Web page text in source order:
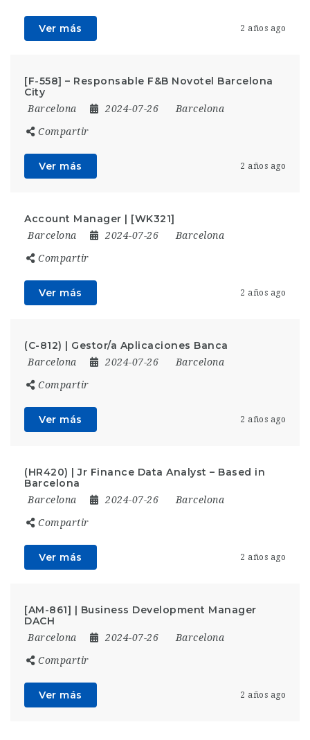
Ver más 2 años ago
[F-558] – Responsable F&B Novotel Barcelona
City
Barcelona 2024-07-26 Barcelona
Compartir
Ver más 2 años ago
Account Manager | [WK321]
Barcelona 2024-07-26 Barcelona
Compartir
Ver más 2 años ago
(C-812) | Gestor/a Aplicaciones Banca
Barcelona 2024-07-26 Barcelona
Compartir
Ver más 2 años ago
(HR420) | Jr Finance Data Analyst – Based in
Barcelona
Barcelona 2024-07-26 Barcelona
Compartir
Ver más 2 años ago
[AM-861] | Business Development Manager
DACH
Barcelona 2024-07-26 Barcelona
Compartir
Ver más 2 años ago